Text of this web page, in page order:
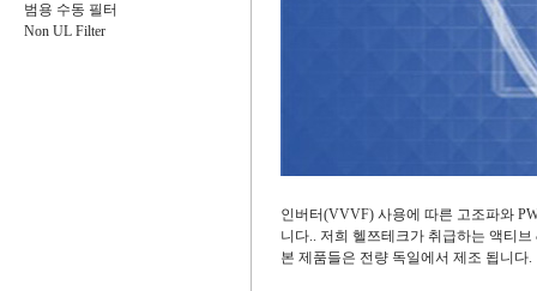
범용 수동 필터
Non UL Filter
인버터(VVVF) 사용에 따른 고조파와
니다.. 저희 헬쯔테크가 취급하는 액티
본 제품들은 전량 독일에서 제조 됩니다.